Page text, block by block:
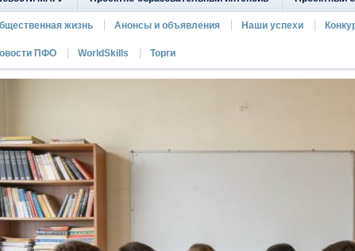
жизнь Анонсы и объявления Наши успехи
ПФО WorldSkills Торги